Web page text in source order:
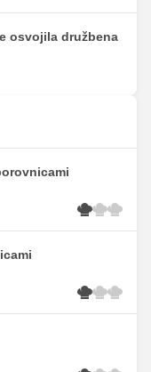
osvojila družbena